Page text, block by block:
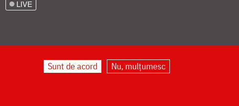
LIVE
©
Sunt de acord Nu, mulțumesc